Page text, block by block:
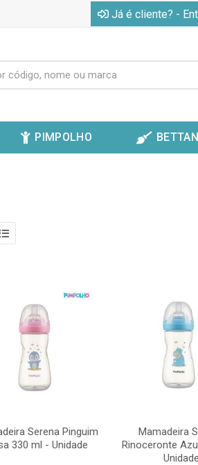
Já é cliente? -
PIMPOLHO
Serena Pinguim
330 ml - Unidade
Mamadeira
Rinoceronte
Unidade